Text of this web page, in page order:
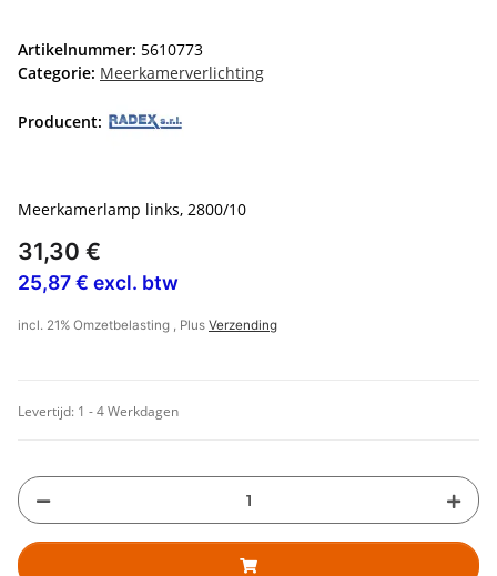
Artikelnummer: 5610773
Categorie: Meerkamerverlichting
Producent:
Meerkamerlamp links, 2800/10
31,30 €
25,87 € excl. btw
incl. 21% Omzetbelasting , Plus Verzending
Levertijd: 1 - 4 Werkdagen